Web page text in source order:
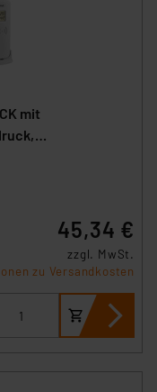
mit
45,34 €
zzgl. MwSt.
zu Versandkosten